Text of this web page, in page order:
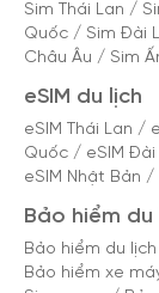
Sim Thái Lan /
Quốc / Sim Đài
Châu Âu / Sim
eSIM du lịch
eSIM Thái Lan /
Quốc / eSIM Đài
eSIM Nhật Bản /
Bảo hiểm du
Bảo hiểm du
Bảo hiểm xe